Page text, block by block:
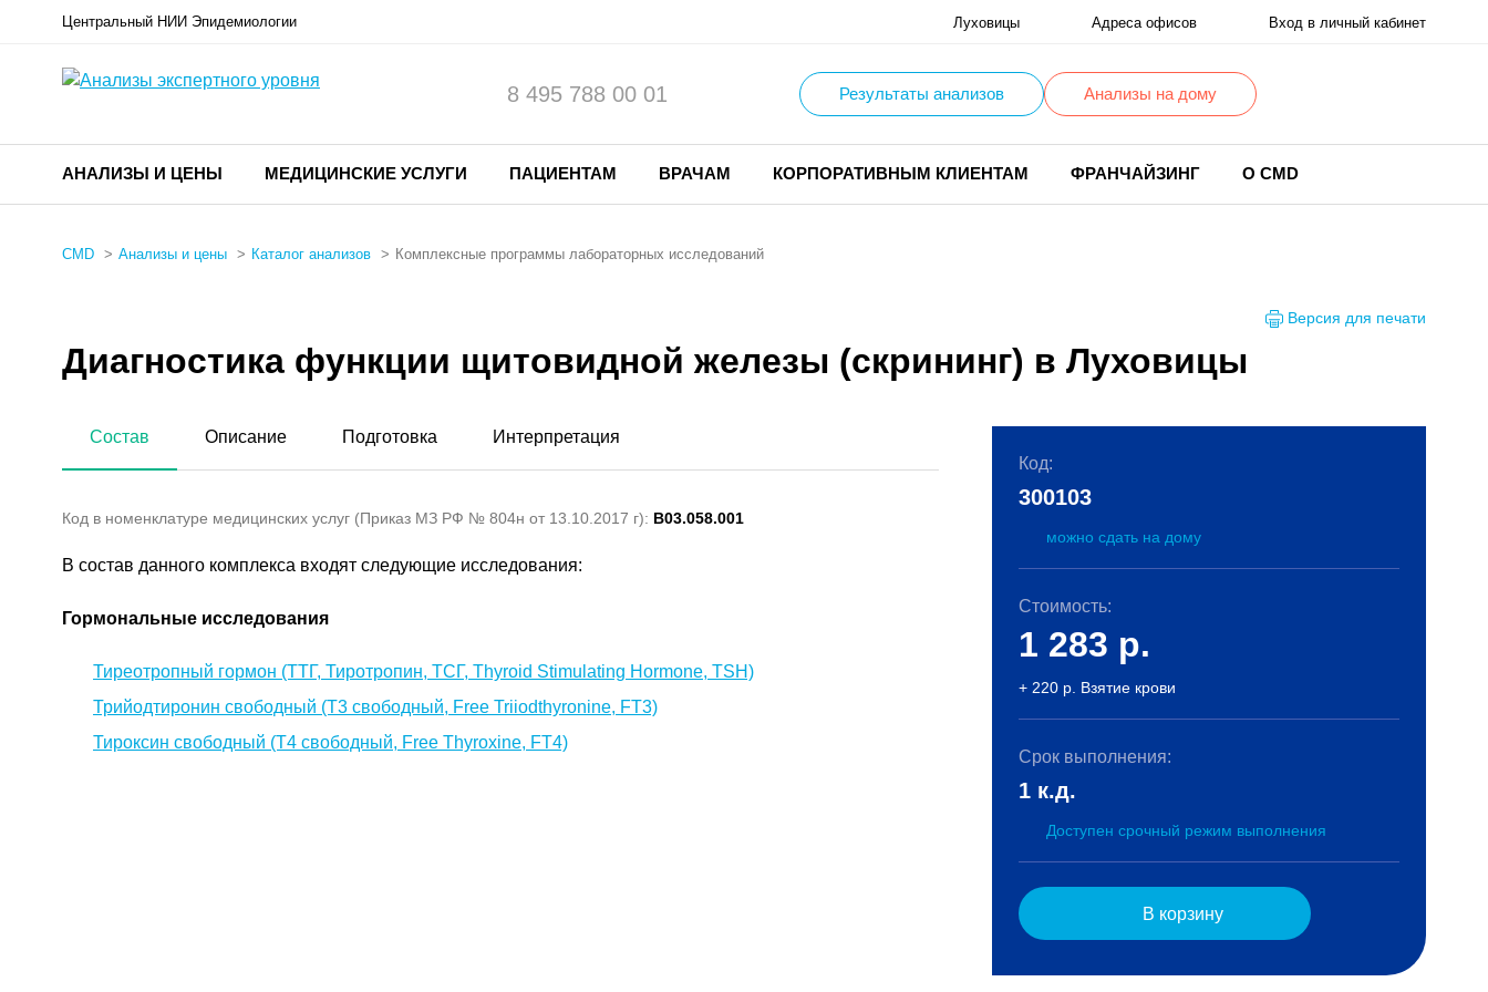
Центральный НИИ Эпидемиологии Луховицы Адреса офисов Вход в личный кабинет
8 495 788 00 01 Результаты анализов Анализы на дому
АНАЛИЗЫ И ЦЕНЫ МЕДИЦИНСКИЕ УСЛУГИ ПАЦИЕНТАМ ВРАЧАМ КОРПОРАТИВНЫМ КЛИЕНТАМ ФРАНЧАЙЗИНГ О CMD
CMD Анализы и цены Каталог анализов Комплексные программы лабораторных исследований
Версия для печати
Диагностика функции щитовидной железы (скрининг) в Луховицы
Состав Описание Подготовка Интерпретация
Код в номенклатуре медицинских услуг (Приказ МЗ РФ № 804н от 13.10.2017 г): B03.058.001
В состав данного комплекса входят следующие исследования:
Гормональные исследования
Тиреотропный гормон (ТТГ, Тиротропин, ТСГ, Thyroid Stimulating Hormone, TSH)
Трийодтиронин свободный (Т3 свободный, Free Triiodthyronine, FT3)
Тироксин свободный (Т4 свободный, Free Thyroxine, FT4)
Код:
300103
можно сдать на дому
Стоимость:
1 283 р.
+ 220 р. Взятие крови
Срок выполнения:
1 к.д.
Доступен срочный режим выполнения
В корзину